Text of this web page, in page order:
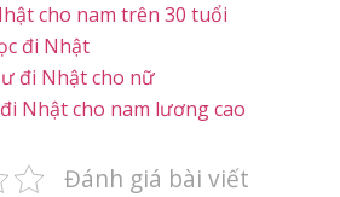
cho nam trên 30 tuổi
đi Nhật
đi Nhật cho nữ
Nhật cho nam lương cao
Đánh giá bài viết